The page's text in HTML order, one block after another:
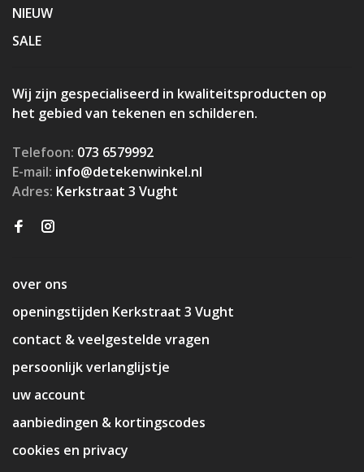
NIEUW
SALE
Wij zijn gespecialiseerd in kwaliteitsproducten op
het gebied van tekenen en schilderen.
Telefoon: 073 6579992
E-mail: info@detekenwinkel.nl
Adres: Kerkstraat 3 Vught
over ons
openingstijden Kerkstraat 3 Vught
contact & veelgestelde vragen
persoonlijk verlanglijstje
uw account
aanbiedingen & kortingscodes
cookies en privacy